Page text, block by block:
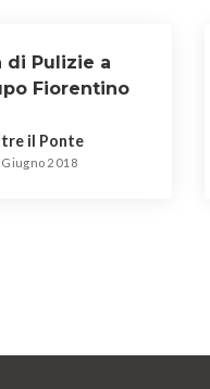
di Pulizie a
Fiorentino
il Ponte
Giugno 2018